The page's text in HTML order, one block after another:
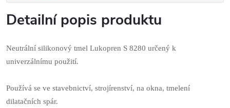
Detailní popis produktu
Neutrální silikonový tmel Lukopren S 8280 určený k
univerzálnímu použití.
Používá se ve stavebnictví, strojírenství, na okna, tmelení
dilatačních spár.